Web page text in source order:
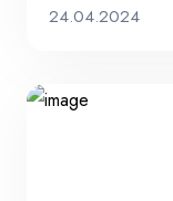
24.04.2024